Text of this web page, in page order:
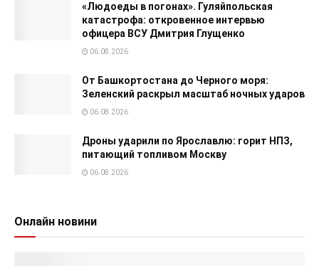
«Людоеды в погонах». Гуляйпольская
катастрофа: откровенное интервью
офицера ВСУ Дмитрия Глущенко
06.08.2026
От Башкортостана до Черного моря:
Зеленский раскрыл масштаб ночных ударов
06.08.2026
Дроны ударили по Ярославлю: горит НПЗ,
питающий топливом Москву
06.08.2026
Онлайн новини